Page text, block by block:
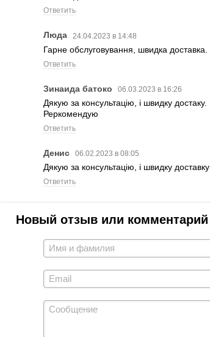
Ответить
Люда 24.04.2023 в 14:48
Гарне обслуговування, швидка доставка.
Ответить
Зинаида батоко 06.03.2023 в 16:26
Дякую за консультацію, і швидку достаку.
Реркомендую
Ответить
Денис 06.02.2023 в 08:05
Дякую за консультацію, і швидку доставку
Ответить
Новый отзыв или комментарий